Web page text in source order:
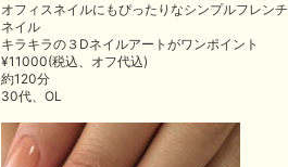
オフィスネイルにもぴったりなシンプルフレンチ
ネイル
キラキラの３Dネイルアートがワンポイント
¥11000(税込、オフ代込)
約120分
30代、OL